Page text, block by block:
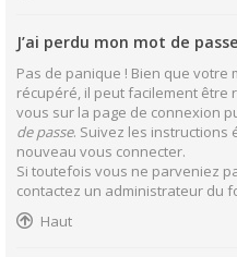
J’ai perdu mon mot de
Pas de panique ! Bien que
récupéré, il peut facilement être
vous sur la page de connexion
de passe. Suivez les instructions
nouveau vous connecter.
Si toutefois vous ne parveniez
contactez un administrateur du
Haut